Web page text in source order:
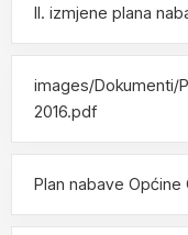
II. izmjene plana
images/Dokumenti/
2016.pdf
Plan nabave Općine